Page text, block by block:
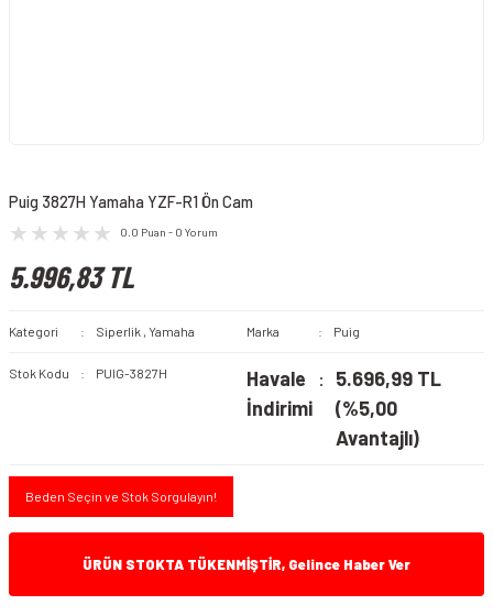
Puig 3827H Yamaha YZF-R1 Ön Cam
0.0 Puan - 0 Yorum
5.996,83 TL
Kategori Siperlik , Yamaha Marka Puig
Stok Kodu PUIG-3827H
Havale
İndirimi
5.696,99 TL
(%5,00
Avantajlı)
Beden Seçin ve Stok Sorgulayın!
ÜRÜN STOKTA TÜKENMİŞTİR, Gelince Haber Ver